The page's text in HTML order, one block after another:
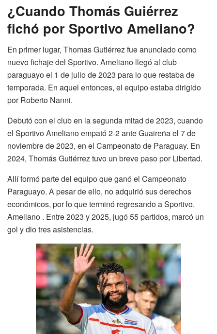
¿Cuando Thomás Guiérrez
fichó por Sportivo Ameliano?
En primer lugar, Thomas Gutiérrez fue anunciado como
nuevo fichaje del Sportivo. Ameliano llegó al club
paraguayo el 1 de julio de 2023 para lo que restaba de
temporada. En aquel entonces, el equipo estaba dirigido
por Roberto Nanni.
Debutó con el club en la segunda mitad de 2023, cuando
el Sportivo Ameliano empató 2-2 ante Guaireña el 7 de
noviembre de 2023, en el Campeonato de Paraguay. En
2024, Thomás Gutiérrez tuvo un breve paso por Libertad.
Allí formó parte del equipo que ganó el Campeonato
Paraguayo. A pesar de ello, no adquirió sus derechos
económicos, por lo que terminó regresando a Sportivo.
Ameliano . Entre 2023 y 2025, jugó 55 partidos, marcó un
gol y dio tres asistencias.